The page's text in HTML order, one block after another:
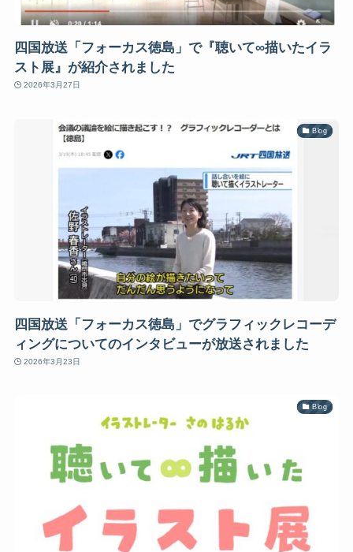
四国放送「フォーカス徳島」で『聴いて∞描いたイラ
スト展』が紹介されました
2026年3月27日
Blog
四国放送「フォーカス徳島」でグラフィックレコーデ
ィングについてのインタビューが放送されました
2026年3月23日
Blog